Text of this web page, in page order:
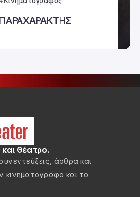
Θέατρο.
άρθρα και
κινηματογράφο και το